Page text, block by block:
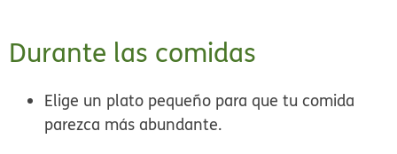
Durante las comidas
Elige un plato pequeño para que tu comida
parezca más abundante.